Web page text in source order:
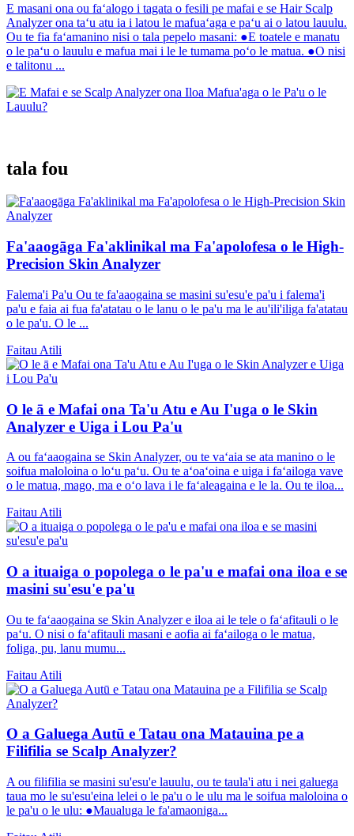
E masani ona ou faʻalogo i tagata o fesili pe mafai e se Hair Scalp
Analyzer ona taʻu atu ia i latou le mafuaʻaga e paʻu ai o latou lauulu.
Ou te fia faʻamanino nisi o tala pepelo masani: ●E toatele e manatu
o le paʻu o lauulu e mafua mai i le le tumama poʻo le matua. ●O nisi
e talitonu ...
tala fou
Fa'aaogāga Fa'aklinikal ma Fa'apolofesa o le High-
Precision Skin Analyzer
Falema'i Pa'u Ou te fa'aaogaina se masini su'esu'e pa'u i falema'i
pa'u e faia ai fua fa'atatau o le lanu o le pa'u ma le au'ili'iliga fa'atatau
o le pa'u. O le ...
Faitau Atili
O le ā e Mafai ona Ta'u Atu e Au I'uga o le Skin
Analyzer e Uiga i Lou Pa'u
A ou faʻaaogaina se Skin Analyzer, ou te vaʻaia se ata manino o le
soifua maloloina o loʻu paʻu. Ou te aʻoaʻoina e uiga i faʻailoga vave
o le matua, mago, ma e oʻo lava i le faʻaleagaina e le la. Ou te iloa...
Faitau Atili
O a ituaiga o popolega o le pa'u e mafai ona iloa e se
masini su'esu'e pa'u
Ou te faʻaaogaina se Skin Analyzer e iloa ai le tele o faʻafitauli o le
paʻu. O nisi o faʻafitauli masani e aofia ai faʻailoga o le matua,
foliga, pu, lanu mumu...
Faitau Atili
O a Galuega Autū e Tatau ona Matauina pe a
Filifilia se Scalp Analyzer?
A ou filifilia se masini su'esu'e lauulu, ou te taula'i atu i nei galuega
taua mo le su'esu'eina lelei o le pa'u o le ulu ma le soifua maloloina o
le pa'u o le ulu: ●Maualuga le fa'amaoniga...